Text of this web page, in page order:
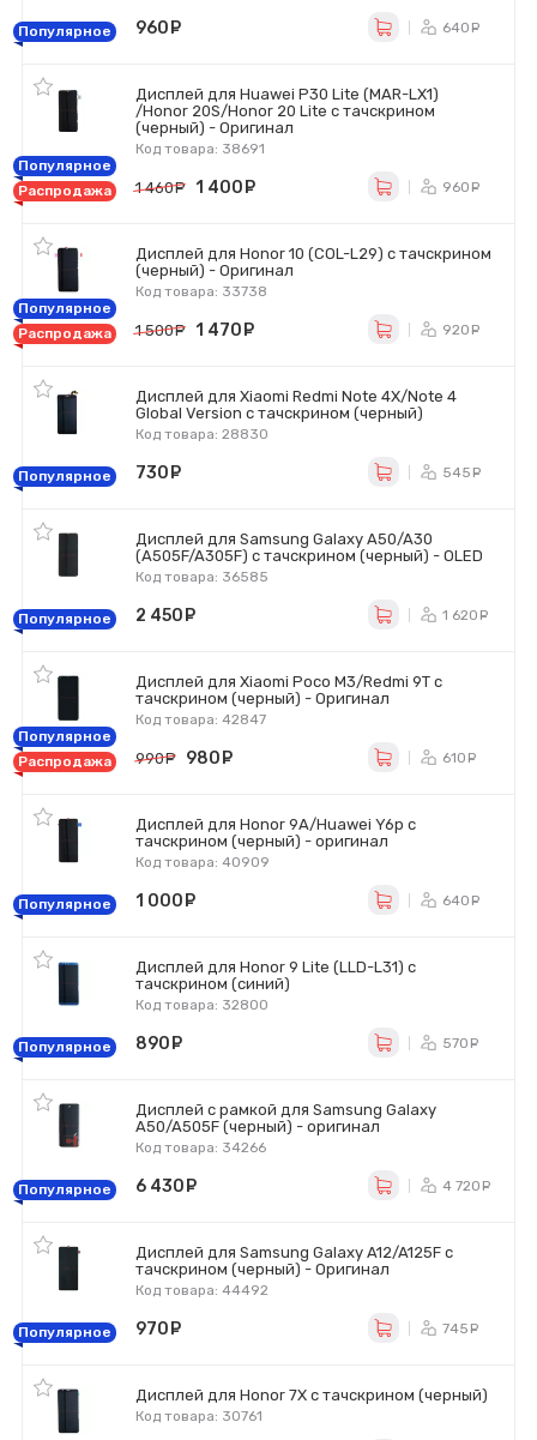
Популярное 960 640
Дисплей для Huawei P30 Lite (MAR-LX1)
/Honor 20S/Honor 20 Lite с тачскрином
(черный) - Оригинал
Код товара: 38691
Популярное
Распродажа
1 460 руб.
1 400 960
Дисплей для Honor 10 (COL-L29) с тачскрином
(черный) - Оригинал
Код товара: 33738
Популярное
Распродажа
1 500 руб.
1 470 920
Дисплей для Xiaomi Redmi Note 4X/Note 4
Global Version с тачскрином (черный)
Код товара: 28830
Популярное 730 545
Дисплей для Samsung Galaxy A50/A30
(A505F/A305F) с тачскрином (черный) - OLED
Код товара: 36585
Популярное 2 450 1 620
Дисплей для Xiaomi Poco M3/Redmi 9T с
тачскрином (черный) - Оригинал
Код товара: 42847
Популярное
Распродажа
990 руб.
980 610
Дисплей для Honor 9A/Huawei Y6p с
тачскрином (черный) - оригинал
Код товара: 40909
Популярное 1 000 640
Дисплей для Honor 9 Lite (LLD-L31) с
тачскрином (синий)
Код товара: 32800
Популярное 890 570
Дисплей с рамкой для Samsung Galaxy
A50/A505F (черный) - оригинал
Код товара: 34266
Популярное 6 430 4 720
Дисплей для Samsung Galaxy A12/A125F с
тачскрином (черный) - Оригинал
Код товара: 44492
Популярное 970 745
Дисплей для Honor 7X с тачскрином (черный)
Код товара: 30761